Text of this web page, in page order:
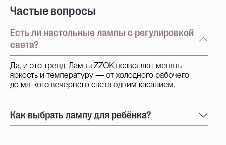
Частые вопросы
Есть ли настольные лампы с регулировкой
света?
Да, и это тренд. Лампы ZZOK позволяют менять
яркость и температуру — от холодного рабочего
до мягкого вечернего света одним касанием.
Как выбрать лампу для ребёнка?